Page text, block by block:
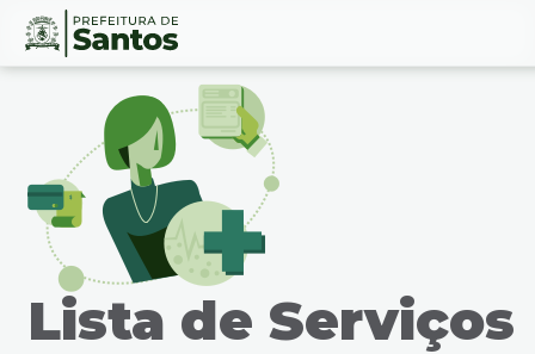
Ir
Conteúdo
Lista de Serviços